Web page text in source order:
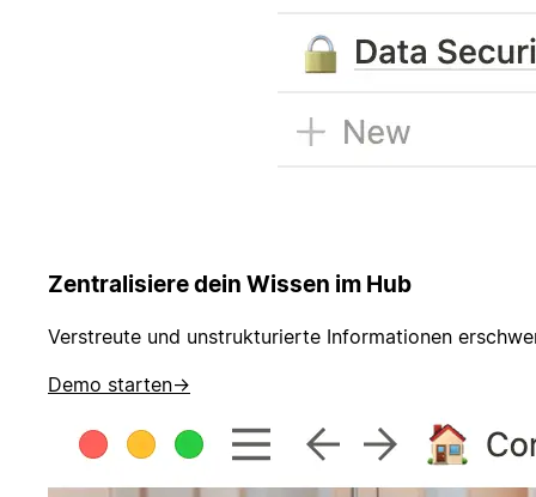
Zentralisiere dein Wissen im Hub
Verstreute und unstrukturierte Informationen
Demo starten→